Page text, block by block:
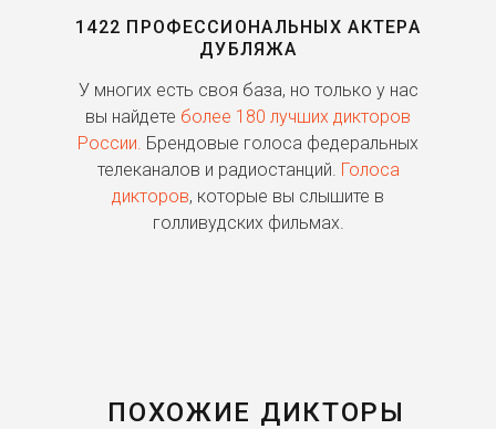
1422 ПРОФЕССИОНАЛЬНЫХ АКТЕРА
ДУБЛЯЖА
У многих есть своя база, но только у нас
вы найдете более 180 лучших дикторов
России. Брендовые голоса федеральных
телеканалов и радиостанций. Голоса
дикторов, которые вы слышите в
голливудских фильмах.
ПОХОЖИЕ ДИКТОРЫ